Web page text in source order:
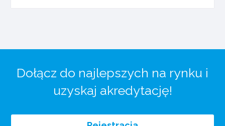
Dołącz do najlepszych na rynku i
uzyskaj akredytację!